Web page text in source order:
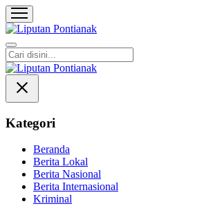
Liputan Pontianak
Berita Terkini dan TerUpdate
Kategori
Beranda
Berita Lokal
Berita Nasional
Berita Internasional
Kriminal